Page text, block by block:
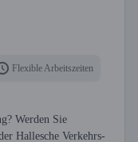
Flexible Arbeitszeiten
Werden Sie
Hallesche Verkehrs-